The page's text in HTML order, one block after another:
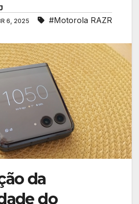
6, 2025 #Motorola RAZR
da
do